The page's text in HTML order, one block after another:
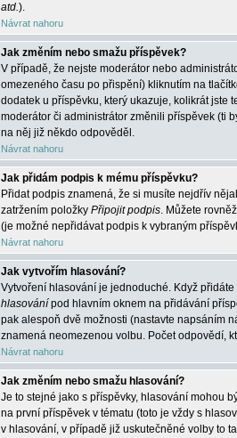
atd.).
Návrat nahoru
Jak změním nebo smažu příspěvek?
V případě, že nejste moderátor nebo
omezeného času po přispění) kliknutím na
dodatek u příspěvku, který ukazuje, kolikrát jste
moderátor či administrátor změnili příspěvek (ti
na něj již někdo odpověděl.
Návrat nahoru
Jak přidám podpis k mému příspěvku?
Přidat podpis znamená, že si musíte nejdřív
zatržením položky Připojit podpis. Můžete
(je možné nepřidávat podpis k vybraným
Návrat nahoru
Jak vytvořím hlasování?
Vytvoření hlasování je jednoduché. Když
hlasování pod hlavním oknem na přidávání
pak alespoň dvě možnosti (nastavte napsáním
znamená neomezenou volbu. Počet odpovědí,
Návrat nahoru
Jak změním nebo smažu hlasování?
Je to stejné jako s příspěvky, hlasování mohou
na první příspěvek v tématu (toto je vždy s
v hlasování, v případě již uskutečněné volby to